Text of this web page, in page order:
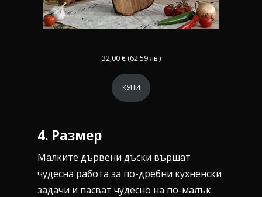
32,00€ (62.59 лв.)
КУПИ
4. Размер
Малките дървени дъски вършат
чудесна работа за по-дребни кухненски
задачи и пасват чудесно на по-малък